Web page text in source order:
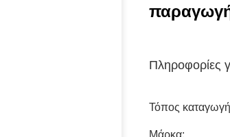
Πληροφορίες
Τόπος
Μάρκα: